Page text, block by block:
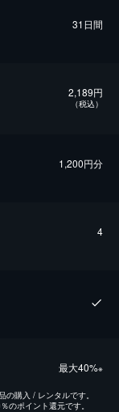
31日間
2,189円
（税込）
1,200円分
4
最⼤40%※
購入 / レンタルです。
のポイント還元です。